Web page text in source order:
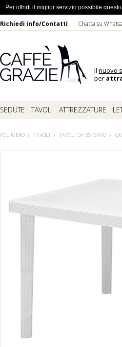
Richiedi info/Contatti Chatta su
Il nuovo
per
SEDUTE TAVOLI ATTREZZATURE
POLIMERO TAVOLI TAVOLI DA ESTERNO
Per offrirti il miglior servizio possibile